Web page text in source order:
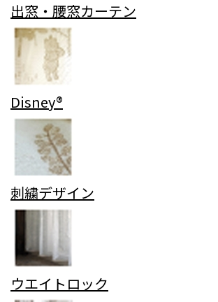
出窓・腰窓カーテン
Disney®
刺繍デザイン
ウエイトロック